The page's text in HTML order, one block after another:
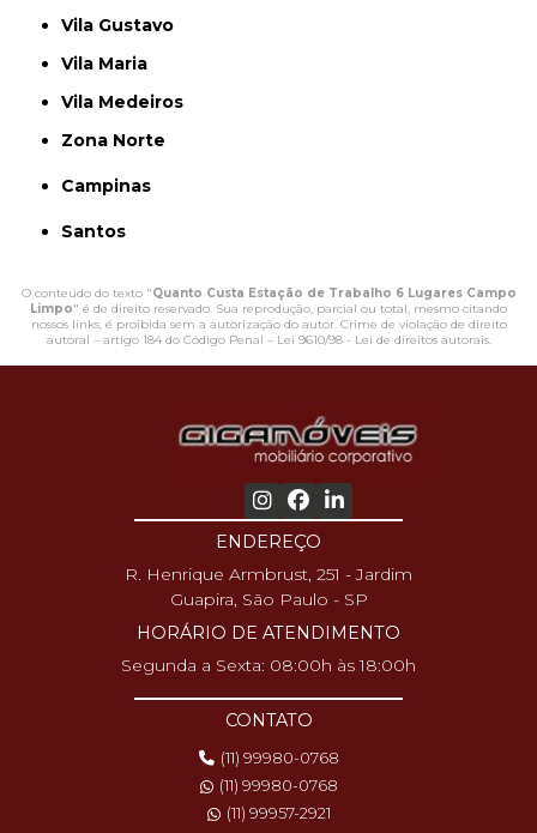
Vila Gustavo
Vila Maria
Vila Medeiros
Zona Norte
Campinas
Santos
O conteúdo do texto "Quanto Custa Estação de Trabalho 6 Lugares Campo
Limpo" é de direito reservado. Sua reprodução, parcial ou total, mesmo citando
nossos links, é proibida sem a autorização do autor. Crime de violação de direito
autoral – artigo 184 do Código Penal – Lei 9610/98 - Lei de direitos autorais.
ENDEREÇO
R. Henrique Armbrust, 251 - Jardim
Guapira, São Paulo - SP
HORÁRIO DE ATENDIMENTO
Segunda a Sexta: 08:00h às 18:00h
CONTATO
(11) 99980-0768
(11) 99980-0768
(11) 99957-2921